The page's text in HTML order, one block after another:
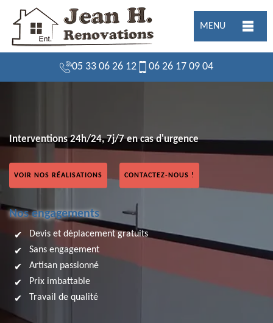
MENU
05 33 06 26 12 06 26 17 09 04
Interventions 24h/24, 7j/7 en cas d'urgence
VOIR NOS RÉALISATIONS CONTACTEZ-NOUS !
Nos engagements
Devis et déplacement gratuits
Sans engagement
Artisan passionné
Prix imbattable
Travail de qualité